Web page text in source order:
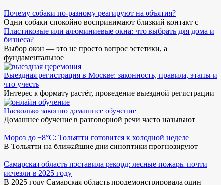
Почему собаки по-разному реагируют на объятия?
Одни собаки спокойно воспринимают близкий контакт с
Пластиковые или алюминиевые окна: что выбрать для дома и
бизнеса?
Выбор окон — это не просто вопрос эстетики, а
фундаментальное
Выездная регистрация в Москве: законность, правила, этапы и
что учесть
Интерес к формату растёт, проведение выездной регистрации
Насколько законно домашнее обучение
Домашнее обучение в разговорной речи часто называют
Мороз до −8°C: Тольятти готовится к холодной неделе
В Тольятти на ближайшие дни синоптики прогнозируют
Самарская область поставила рекорд: лесные пожары почти
исчезли в 2025 году
В 2025 году Самарская область продемонстрировала один